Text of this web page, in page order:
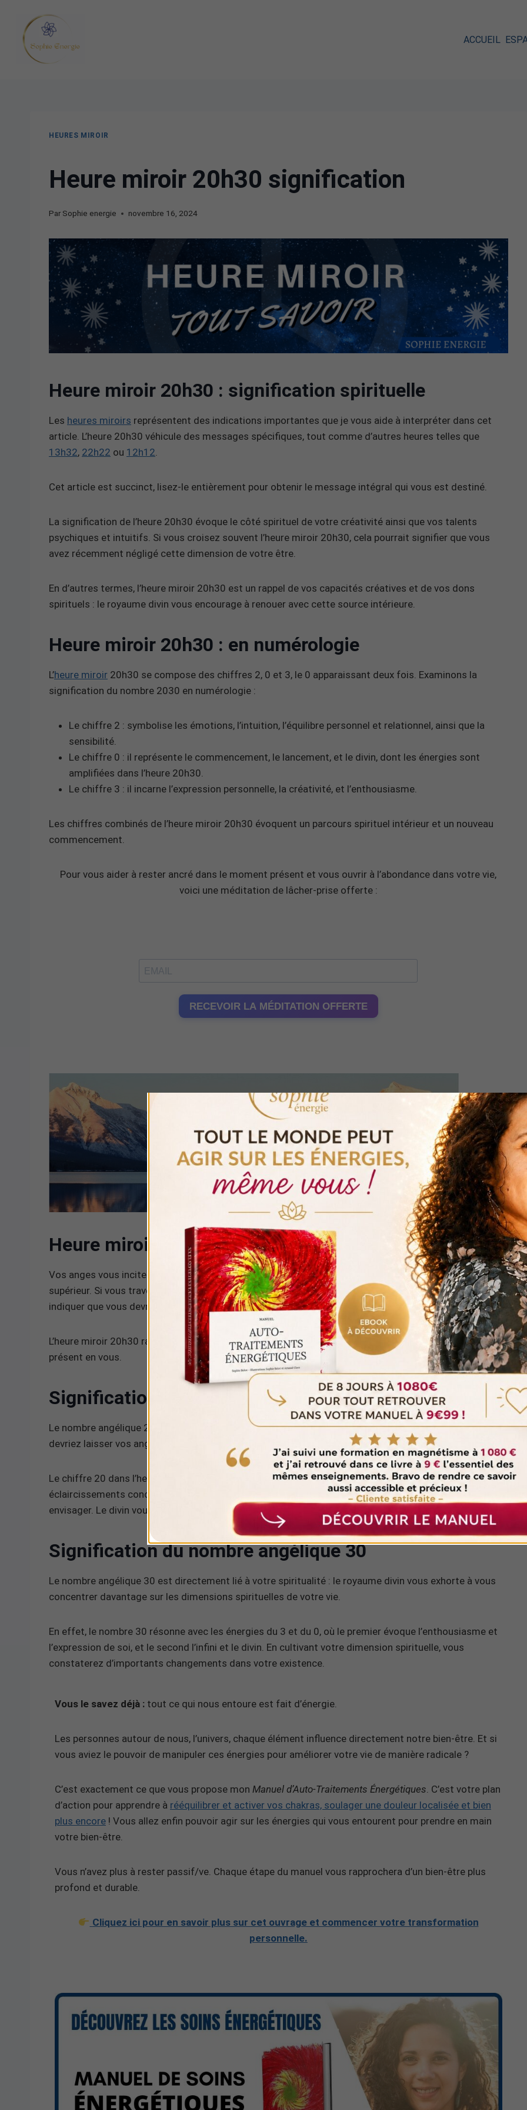
ACCUEIL
HEURES MIROIR
Heure miroir 20h30 signification
Par Sophie energie novembre 16, 2024
Heure miroir 20h30 : signification spirituelle
Les heures miroirs représentent des indications importantes que je vous aide à interpréter dans cet
article. L’heure 20h30 véhicule des messages spécifiques, tout comme d’autres heures telles que
13h32, 22h22 ou 12h12.
Cet article est succinct, lisez-le entièrement pour obtenir le message intégral qui vous est destiné.
La signification de l’heure 20h30 évoque le côté spirituel de votre créativité ainsi que vos talents
psychiques et intuitifs. Si vous croisez souvent l’heure miroir 20h30, cela pourrait signifier que vous
avez récemment négligé cette dimension de votre être.
En d’autres termes, l’heure miroir 20h30 est un rappel de vos capacités créatives et de vos dons
spirituels : le royaume divin vous encourage à renouer avec cette source intérieure.
Heure miroir 20h30 : en numérologie
L’heure miroir 20h30 se compose des chiffres 2, 0 et 3, le 0 apparaissant deux fois. Examinons la
signification du nombre 2030 en numérologie :
Le chiffre 2 : symbolise les émotions, l’intuition, l’équilibre personnel et relationnel, ainsi que la
sensibilité.
Le chiffre 0 : il représente le commencement, le lancement, et le divin, dont les énergies sont
amplifiées dans l’heure 20h30.
Le chiffre 3 : il incarne l’expression personnelle, la créativité, et l’enthousiasme.
Les chiffres combinés de l’heure miroir 20h30 évoquent un parcours spirituel intérieur et un nouveau
commencement.
Pour vous aider à rester ancré dans le moment présent et vous ouvrir à l’abondance dans votre vie,
voici une méditation de lâcher-prise offerte :
RECEVOIR LA MÉDITATION OFFERTE
Heure miroir 20h30 : message des anges
Vos anges vous incitent à commencer votre parcours spirituel afin d’élever votre existence à un niveau
supérieur. Si vous traversez une phase de remise en question, voir fréquemment l’heure 20h30 pourrait
indiquer que vous devriez adopter une perspective plus spirituelle.
L’heure miroir 20h30 rappelle également votre force intérieure, vos capacités spirituelles et le divin
présent en vous.
Signification du nombre angélique 20
Le nombre angélique 20 peut signifier que vous entamez votre cheminement spirituel, et que vous
devriez laisser vos anges gardiens vous orienter vers la voie appropriée.
Le chiffre 20 dans l’heure miroir 20h30 peut aussi suggérer que vous recevrez bientôt des
éclaircissements concernant vos interrogations, que ce soit sur une situation précise ou une décision à
envisager. Le divin vous encourage à prêter attention à votre intuition.
Signification du nombre angélique 30
Le nombre angélique 30 est directement lié à votre spiritualité : le royaume divin vous exhorte à vous
concentrer davantage sur les dimensions spirituelles de votre vie.
En effet, le nombre 30 résonne avec les énergies du 3 et du 0, où le premier évoque l’enthousiasme et
l’expression de soi, et le second l’infini et le divin. En cultivant votre dimension spirituelle, vous
constaterez d’importants changements dans votre existence.
Vous le savez déjà : tout ce qui nous entoure est fait d’énergie.
Les personnes autour de nous, l’univers, chaque élément influence directement notre bien-être. Et si
vous aviez le pouvoir de manipuler ces énergies pour améliorer votre vie de manière radicale ?
C’est exactement ce que vous propose mon Manuel d’Auto-Traitements Énergétiques. C’est votre plan
d’action pour apprendre à rééquilibrer et activer vos chakras, soulager une douleur localisée et bien
plus encore ! Vous allez enfin pouvoir agir sur les énergies qui vous entourent pour prendre en main
votre bien-être.
Vous n’avez plus à rester passif/ve. Chaque étape du manuel vous rapprochera d’un bien-être plus
profond et durable.
Cliquez ici pour en savoir plus sur cet ouvrage et commencer votre transformation
personnelle.